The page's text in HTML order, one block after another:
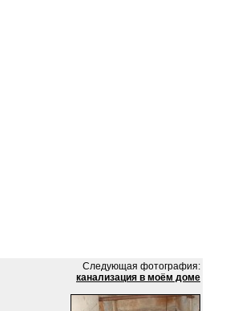
Следующая фотография:
канализация в моём доме